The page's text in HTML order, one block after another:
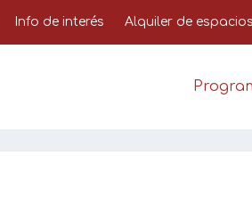
Info de interés Alquiler de espacios